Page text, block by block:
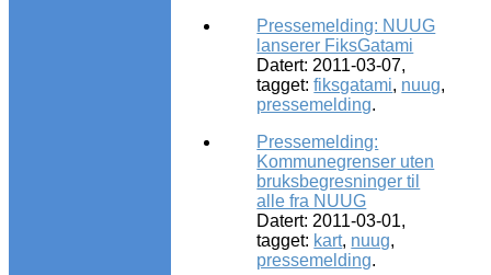
Pressemelding: NUUG
lanserer FiksGatami
Datert: 2011-03-07,
tagget:fiksgatami, nuug,
pressemelding.
Pressemelding:
Kommunegrenser uten
bruksbegresninger til
alle fra NUUG
Datert: 2011-03-01,
tagget: kart, nuug,
pressemelding.